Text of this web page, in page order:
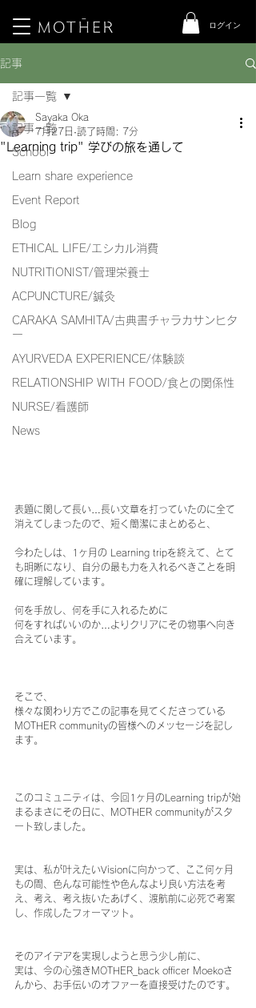
ログイン
記事
記事一覧
School
Learn share experience
Event Report
Blog
ETHICAL LIFE/エシカル消費
​NUTRITIONIST/管理栄養士
​ACPUNCTURE/鍼灸
CARAKA SAMHITA/古典書チャラカサンヒタ
ー
AYURVEDA ​EXPERIENCE/体験談
RELATIONSHIP WITH FOOD/食との関係性
NURSE/看護師
News
記事一覧
"Learning trip" 学びの旅を通して
Sayaka Oka
7月27日 読了時間: 7分
表題に関して長い…長い文章を打っていたのに全て
消えてしまったので、短く簡潔にまとめると、
今わたしは、1ヶ月の Learning tripを終えて、とて
も明晰になり、自分の最も力を入れるべきことを明
確に理解しています。
何を手放し、何を手に入れるために
何をすればいいのか…よりクリアにその物事へ向き
合えています。
そこで、
様々な関わり方でこの記事を見てくださっている
MOTHER communityの皆様へのメッセージを記し
ます。
このコミュニティは、今回1ヶ月のLearning tripが始
まるまさにその日に、MOTHER communityがスタ
ート致しました。
実は、私が叶えたいVisionに向かって、ここ何ヶ月
もの間、色んな可能性や色んなより良い方法を考
え、考え、考え抜いたあげく、渡航前に必死で考案
し、作成したフォーマット。
そのアイデアを実現しようと思う少し前に、
実は、今の心強きMOTHER_back officer Moekoさ
んから、お手伝いのオファーを直接受けたのです。